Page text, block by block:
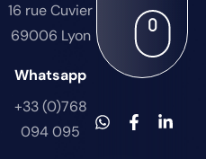
16 rue Cuvier
69006 Lyon
Whatsapp
+33 (0)768
094 095